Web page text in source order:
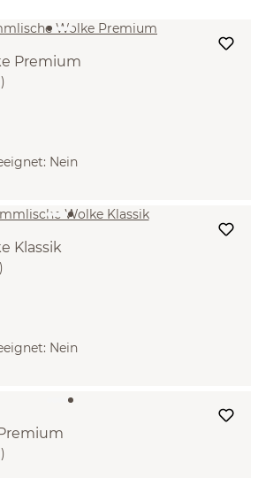
Premium
Nein
Klassik
Nein